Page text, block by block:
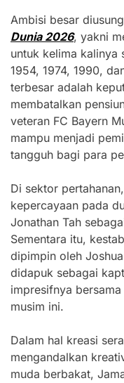
Ambisi besar diusung
Dunia 2026, yakni
untuk kelima kalinya
1954, 1974, 1990,
terbesar adalah
membatalkan
veteran FC Bayern
mampu menjadi
tangguh bagi para
Di sektor
kepercayaan pada
Jonathan Tah
Sementara itu,
dipimpin oleh
didapuk sebagai
impresifnya
musim ini.
Dalam hal kreasi
mengandalkan
muda berbakat,